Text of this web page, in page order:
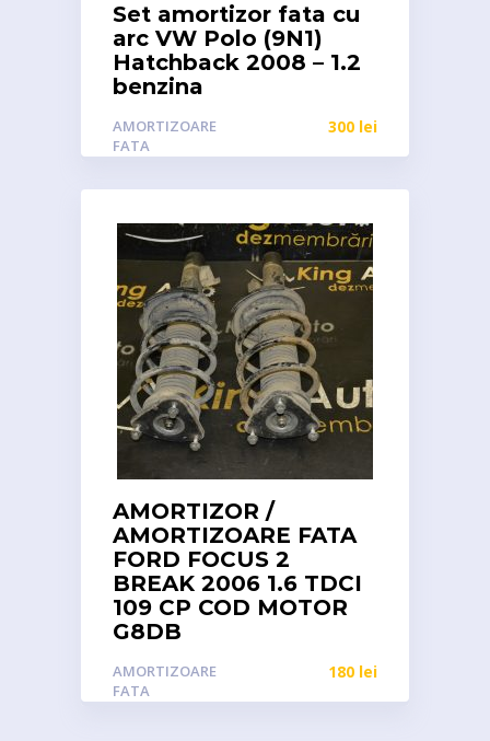
Set amortizor fata cu
arc VW Polo (9N1)
Hatchback 2008 – 1.2
benzina
AMORTIZOARE
FATA
300 lei
AMORTIZOR /
AMORTIZOARE FATA
FORD FOCUS 2
BREAK 2006 1.6 TDCI
109 CP COD MOTOR
G8DB
AMORTIZOARE
FATA
180 lei